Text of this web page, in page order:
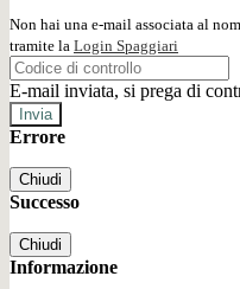
Non hai una e-mail associata al
tramite la Login Spaggiari
E-mail inviata, si prega di
Errore
Chiudi
Successo
Chiudi
Informazione